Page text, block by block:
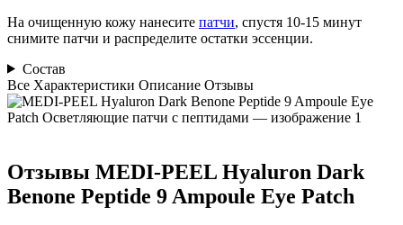
На очищенную кожу нанесите патчи, спустя 10-15 минут
снимите патчи и распределите остатки эссенции.
Состав
Все Характеристики Описание Отзывы
Отзывы MEDI-PEEL Hyaluron Dark
Benone Peptide 9 Ampoule Eye Patch